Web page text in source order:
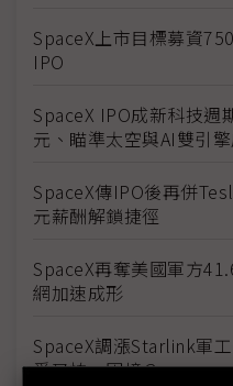
SpaceX上市目標募資
IPO
SpaceX IPO成新科技
元、瞄準太空與AI雙引
SpaceX傳IPO後再併
元薪酬解鎖捷徑
SpaceX再奪美國軍方
網加速成形
SpaceX調漲Starlink軍
愛又怕」困境？